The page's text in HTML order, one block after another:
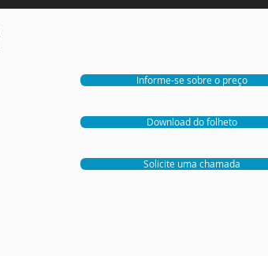
Informe-se sobre o preço
Download do folheto
Solicite uma chamada